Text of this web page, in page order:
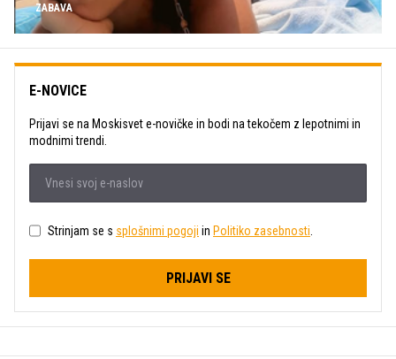
ZABAVA
E-NOVICE
Prijavi se na Moskisvet e-novičke in bodi na tekočem z lepotnimi in
modnimi trendi.
Strinjam se s splošnimi pogoji in Politiko zasebnosti
PRIJAVI SE